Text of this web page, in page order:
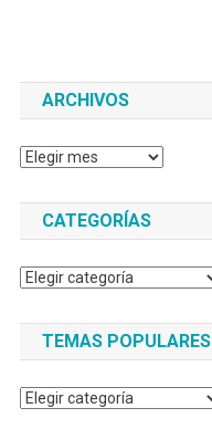
ARCHIVOS
Archivos
CATEGORÍAS
Categorías
TEMAS POPULARES
Temas